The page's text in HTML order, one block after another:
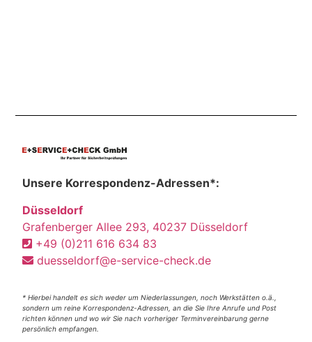
Unsere Korrespondenz-Adressen*:
Düsseldorf
Grafenberger Allee 293, 40237 Düsseldorf
+49 (0)211 616 634 83
duesseldorf@e-service-check.de
* Hierbei handelt es sich weder um Niederlassungen, noch Werkstätten o.ä.,
sondern um reine Korrespondenz-Adressen, an die Sie Ihre Anrufe und Post
richten können und wo wir Sie nach vorheriger Terminvereinbarung gerne
persönlich empfangen.